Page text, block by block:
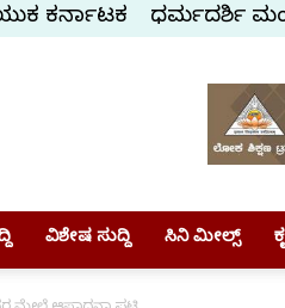
ಕರ್ನಾಟಕ ಧರ್ಮದರ್ಶಿ
ವಿಶೇಷ ಸುದ್ದಿ ಸಿನಿ ಮೀಲ್ಸ್